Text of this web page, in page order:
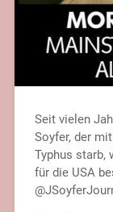
Seit vielen
Soyfer, der
Typhus starb,
für die USA